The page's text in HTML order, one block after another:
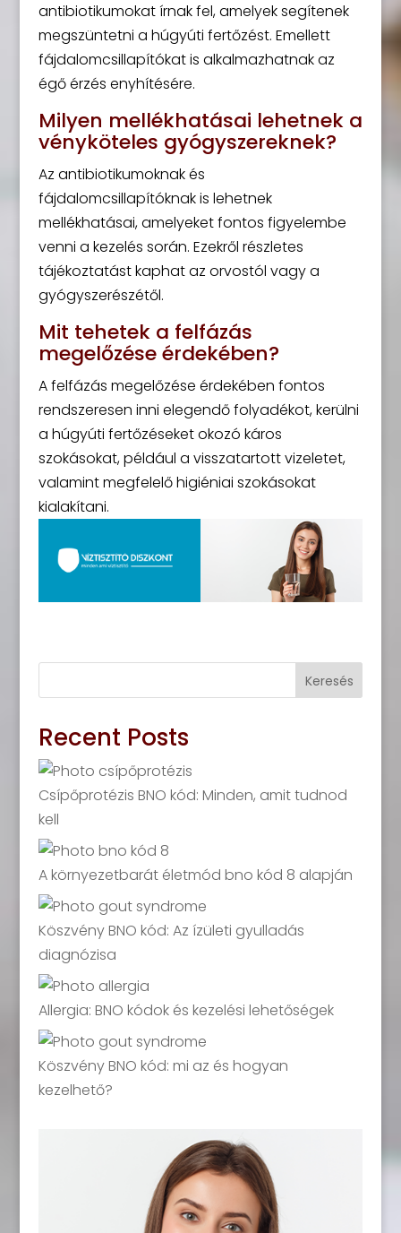
antibiotikumokat írnak fel, amelyek segítenek
megszüntetni a húgyúti fertőzést. Emellett
fájdalomcsillapítókat is alkalmazhatnak az
égő érzés enyhítésére.
Milyen mellékhatásai lehetnek a
vényköteles gyógyszereknek?
Az antibiotikumoknak és
fájdalomcsillapítóknak is lehetnek
mellékhatásai, amelyeket fontos figyelembe
venni a kezelés során. Ezekről részletes
tájékoztatást kaphat az orvostól vagy a
gyógyszerészétől.
Mit tehetek a felfázás
megelőzése érdekében?
A felfázás megelőzése érdekében fontos
rendszeresen inni elegendő folyadékot, kerülni
a húgyúti fertőzéseket okozó káros
szokásokat, például a visszatartott vizeletet,
valamint megfelelő higiéniai szokásokat
kialakítani.
Keresés
Recent Posts
Csípőprotézis BNO kód: Minden, amit tudnod
kell
A környezetbarát életmód bno kód 8 alapján
Köszvény BNO kód: Az ízületi gyulladás
diagnózisa
Allergia: BNO kódok és kezelési lehetőségek
Köszvény BNO kód: mi az és hogyan
kezelhető?